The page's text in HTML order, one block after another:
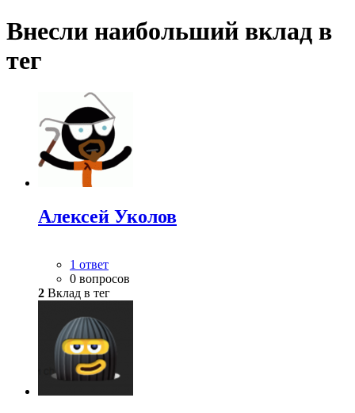
Внесли наибольший вклад в
тег
Алексей Уколов
1 ответ
0 вопросов
2 Вклад в тег